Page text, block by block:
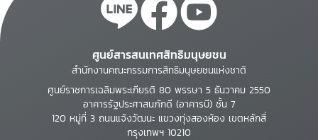
ศูนย์สารสนเทศสิทธิมนุษยชน
สำนักงานคณะกรรมการสิทธิมนุษยชนแห่งชาติ
ศูนย์ราชการเฉลิมพระเกียรติ 80 พรรษา 5 ธันวาคม 2550
อาคารรัฐประศาสนภักดี (อาคารบี) ชั้น 7
120 หมู่ที่ 3 ถนนแจ้งวัฒนะ แขวงทุ่งสองห้อง เขตหลักสี่
กรุงเทพฯ 10210